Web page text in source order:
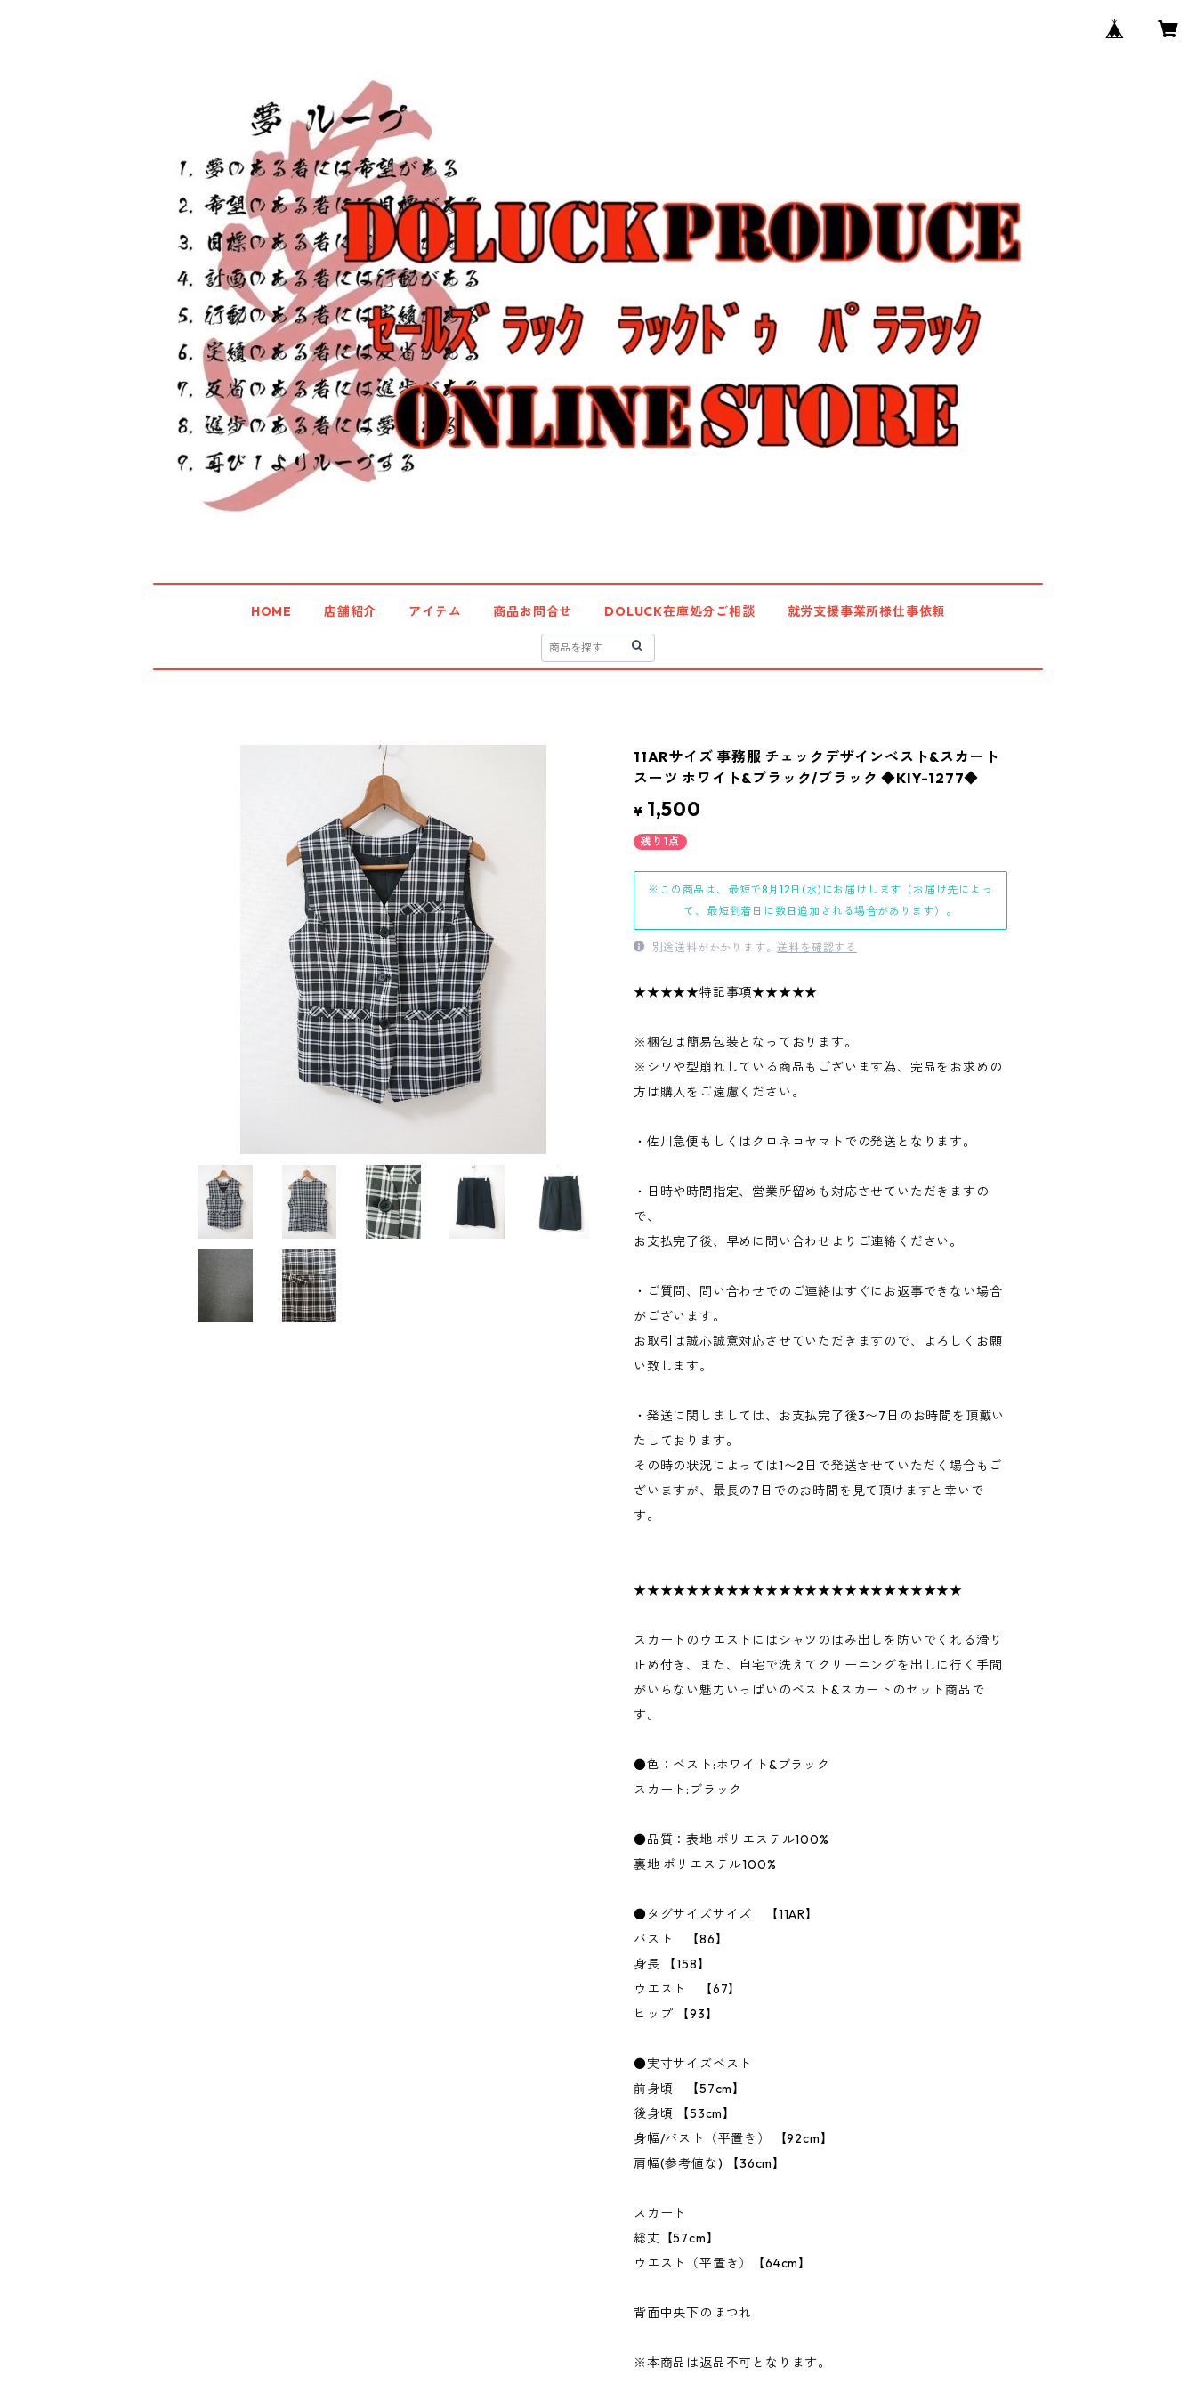
HOME 店舗紹介 アイテム 商品お問合せ DOLUCK在庫処分ご相談 就労支援事業所様仕事依頼
11ARサイズ 事務服 チェックデザインベスト&スカート
スーツ ホワイト&ブラック/ブラック ◆KIY-1277◆
¥ 1,500
残り1点
※この商品は、最短で8月12日(水)にお届けします（お届け先によっ
て、最短到着日に数日追加される場合があります）。
別途送料がかかります。送料を確認する
★★★★★特記事項★★★★★
※梱包は簡易包装となっております。
※シワや型崩れしている商品もございます為、完品をお求めの
方は購入をご遠慮ください。
・佐川急便もしくはクロネコヤマトでの発送となります。
・日時や時間指定、営業所留めも対応させていただきますの
で、
お支払完了後、早めに問い合わせよりご連絡ください。
・ご質問、問い合わせでのご連絡はすぐにお返事できない場合
がございます。
お取引は誠心誠意対応させていただきますので、よろしくお願
い致します。
・発送に関しましては、お支払完了後3〜7日のお時間を頂戴い
たしております。
その時の状況によっては1〜2日で発送させていただく場合もご
ざいますが、最長の7日でのお時間を見て頂けますと幸いで
す。
★★★★★★★★★★★★★★★★★★★★★★★★★
スカートのウエストにはシャツのはみ出しを防いでくれる滑り
止め付き、また、自宅で洗えてクリーニングを出しに行く手間
がいらない魅力いっぱいのベスト&スカートのセット商品で
す。
●色：ベスト:ホワイト&ブラック
スカート:ブラック
●品質：表地 ポリエステル100%
裏地 ポリエステル100%
●タグサイズサイズ 【11AR】
バスト 【86】
身長 【158】
ウエスト 【67】
ヒップ 【93】
●実寸サイズベスト
前身頃 【57cm】
後身頃 【53cm】
身幅/バスト（平置き） 【92cm】
肩幅(参考値な) 【36cm】
スカート
総丈【57cm】
ウエスト（平置き）【64cm】
背面中央下のほつれ
※本商品は返品不可となります。